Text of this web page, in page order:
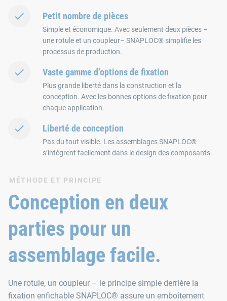
Petit nombre de pièces
Simple et économique. Avec seulement deux pièces –
une rotule et un coupleur– SNAPLOC® simplifie les
processus de production.
Vaste gamme d’options de fixation
Plus grande liberté dans la construction et la
conception. Avec les bonnes options de fixation pour
chaque application.
Liberté de conception
Pas du tout visible. Les assemblages SNAPLOC®
s’intègrent facilement dans le design des composants.
MÉTHODE ET PRINCIPE
Conception en deux
parties pour un
assemblage facile.
Une rotule, un coupleur – le principe simple derrière la
fixation enfichable SNAPLOC® assure un emboîtement